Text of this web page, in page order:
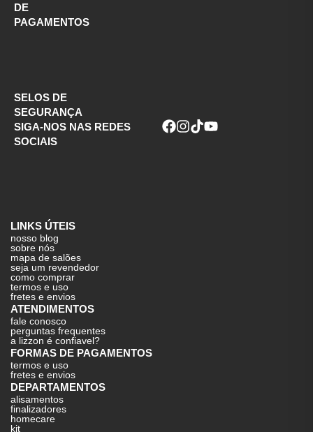
DE
PAGAMENTOS
SELOS DE
SEGURANÇA
SIGA-NOS NAS REDES
SOCIAIS
LINKS ÚTEIS
nosso blog
sobre nós
mapa de salões
seja um revendedor
como comprar
termos e uso
fretes e envios
ATENDIMENTOS
fale conosco
perguntas frequentes
a lizzon é confiavel?
FORMAS DE PAGAMENTOS
termos e uso
fretes e envios
DEPARTAMENTOS
alisamentos
finalizadores
homecare
kit